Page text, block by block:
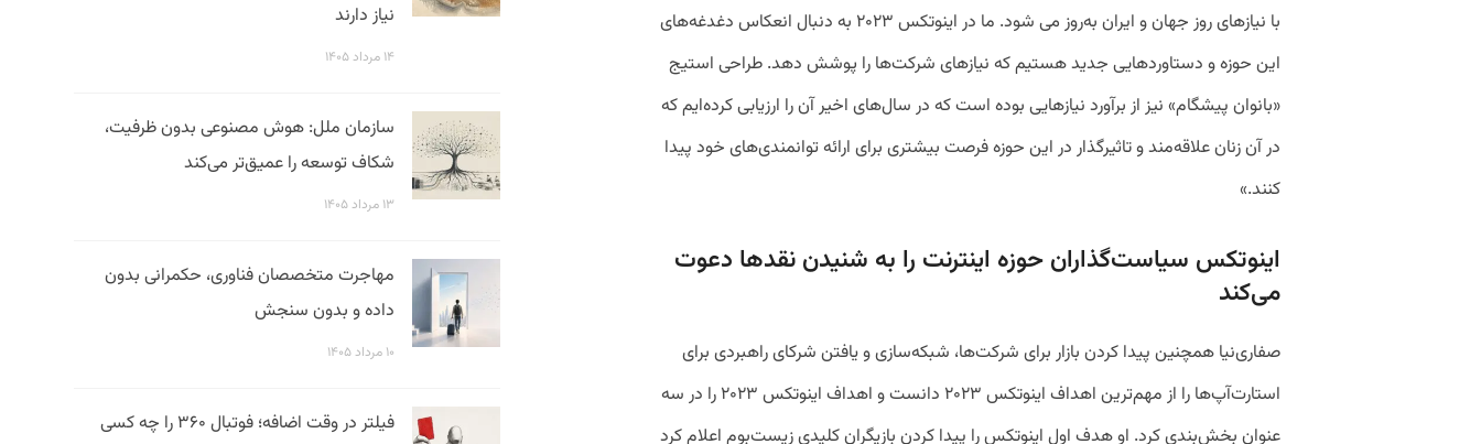
با نیازهای روز جهان و ایران به‌روز می شود. ما در اینوتکس ۲۰۲۳ به دنبال انعکاس دغدغه‌های
این حوزه و دستاوردهایی جدید هستیم که نیازهای شرکت‌ها را پوشش دهد. طراحی استیج
«بانوان پیشگام» نیز از برآورد نیازهایی بوده است که در سال‌های اخیر آن را ارزیابی کرده‌ایم که
در آن زنان علاقه‌‌مند و تاثیرگذار در این حوزه فرصت بیشتری برای ارائه توانمندی‌های خود پیدا
کنند.»
اینوتکس سیاست‌گذاران حوزه اینترنت را به شنیدن نقدها دعوت
می‌کند
صفاری‌نیا همچنین پیدا کردن بازار برای شرکت‌ها، شبکه‌سازی و یافتن شرکای راهبردی برای
استارت‌آپ‌ها را از مهم‌ترین اهداف اینوتکس ۲۰۲۳ دانست و اهداف اینوتکس ۲۰۲۳ را در سه
عنوان بخش‌بندی کرد. او هدف اول اینوتکس را پیدا کردن بازیگران کلیدی زیست‌بوم اعلام کرد
نیاز دارند
۱۴ مرداد ۱۴۰۵
سازمان ملل: هوش مصنوعی بدون ظرفیت،
شکاف توسعه را عمیق‌تر می‌کند
۱۳ مرداد ۱۴۰۵
مهاجرت متخصصان فناوری، حکمرانی بدون
داده و بدون سنجش
۱۰ مرداد ۱۴۰۵
فیلتر در وقت اضافه؛ فوتبال ۳۶۰ را چه کسی